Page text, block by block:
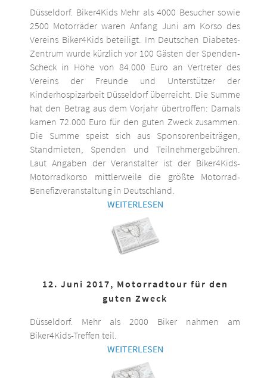
Düsseldorf. Biker4Kids Mehr als 4000 Besucher sowie
2500 Motorräder waren Anfang Juni am Korso des
Vereins Biker4Kids beteiligt. Im Deutschen Diabetes-
Zentrum wurde kürzlich vor 100 Gästen der Spenden-
Scheck in Höhe von 84.000 Euro an Vertreter des
Vereins der Freunde und Unterstützer der
Kinderhospizarbeit Düsseldorf überreicht. Die Summe
hat den Betrag aus dem Vorjahr übertroffen: Damals
kamen 72.000 Euro für den guten Zweck zusammen.
Die Summe speist sich aus Sponsorenbeiträgen,
Standmieten, Spenden und Teilnehmergebühren.
Laut Angaben der Veranstalter ist der Biker4Kids-
Motorradkorso mittlerweile die größte Motorrad-
Benefizveranstaltung in Deutschland.
WEITERLESEN
12. Juni 2017, Motorradtour für den
guten Zweck
Düsseldorf. Mehr als 2000 Biker nahmen am
Biker4Kids-Treffen teil.
WEITERLESEN